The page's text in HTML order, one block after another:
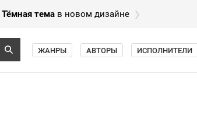
Тёмная тема в новом дизайне
ЖАНРЫ АВТОРЫ ИСПОЛНИТЕЛИ